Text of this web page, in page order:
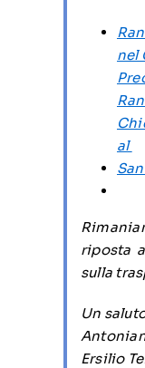
nel
al
riposta
sulla
Un
Ersilio